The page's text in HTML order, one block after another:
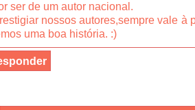
ser de um autor nacional.
nossos autores,sempre vale à
uma boa história. :)